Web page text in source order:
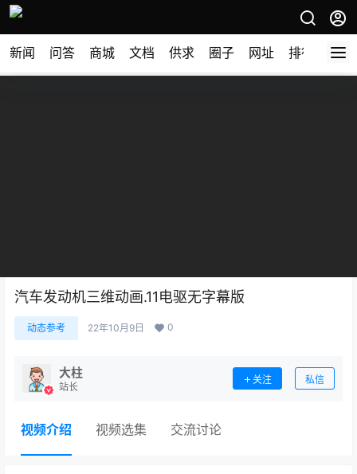
新闻 问答 商城 文档 供求 圈子 网址 排行榜
汽车发动机三维动画.11电驱无字幕版
动态参考 22年10月9日 0
大柱
站长
关注 私信
视频介绍 视频选集 交流讨论